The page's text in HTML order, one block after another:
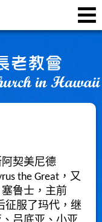
契美尼德
the Great，又
鲁士，主前
征服了玛代，继